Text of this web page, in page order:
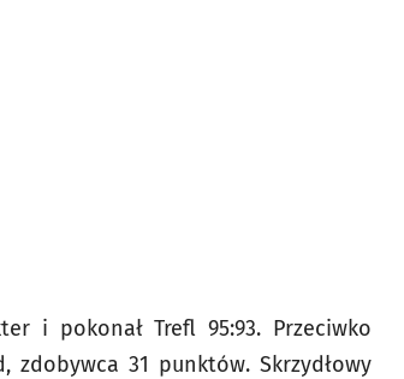
i pokonał Trefl 95:93. Przeciwko
zdobywca 31 punktów. Skrzydłowy